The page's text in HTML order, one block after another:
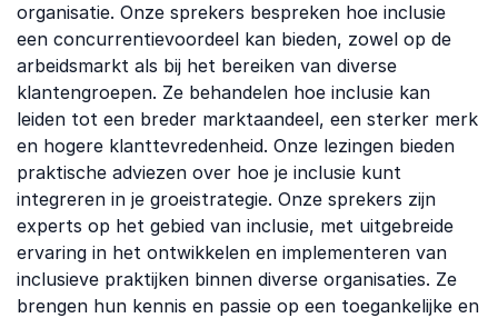
organisatie. Onze sprekers bespreken hoe inclusie
een concurrentievoordeel kan bieden, zowel op de
arbeidsmarkt als bij het bereiken van diverse
klantengroepen. Ze behandelen hoe inclusie kan
leiden tot een breder marktaandeel, een sterker merk
en hogere klanttevredenheid. Onze lezingen bieden
praktische adviezen over hoe je inclusie kunt
integreren in je groeistrategie. Onze sprekers zijn
experts op het gebied van inclusie, met uitgebreide
ervaring in het ontwikkelen en implementeren van
inclusieve praktijken binnen diverse organisaties. Ze
brengen hun kennis en passie op een toegankelijke en